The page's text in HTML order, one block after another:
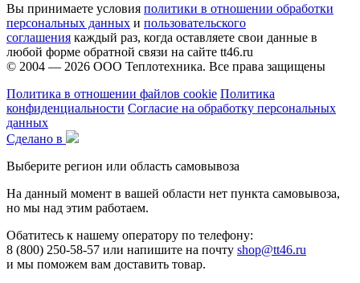
Вы принимаете условия политики в отношении обработки
персональных данных и пользовательского
соглашения каждый раз, когда оставляете свои данные в
любой форме обратной связи на сайте tt46.ru
© 2004 — 2026 ООО Теплотехника. Все права защищены
Политика в отношении файлов cookie Политика
конфиденциальности Согласие на обработку персональных
данных
Сделано в
Выберите регион или область самовывоза
На данный момент в вашей области нет пункта самовывоза,
но мы над этим работаем.
Обатитесь к нашему оператору по телефону:
8 (800) 250-58-57 или напишите на почту shop@tt46.ru
и мы поможем вам доставить товар.